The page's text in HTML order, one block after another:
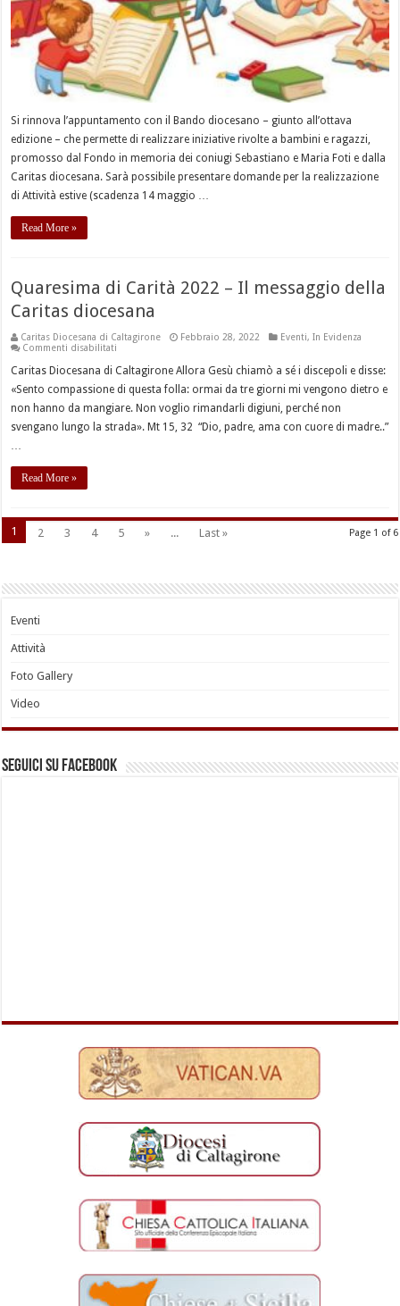
Si rinnova l’appuntamento con il Bando diocesano – giunto all’ottava
edizione – che permette di realizzare iniziative rivolte a bambini e ragazzi,
promosso dal Fondo in memoria dei coniugi Sebastiano e Maria Foti e dalla
Caritas diocesana. Sarà possibile presentare domande per la realizzazione
di Attività estive (scadenza 14 maggio …
Read More »
Quaresima di Carità 2022 – Il messaggio della
Caritas diocesana
Caritas Diocesana di Caltagirone Febbraio 28, 2022 Eventi,In Evidenza
Commenti disabilitati
di
2022
Il
messaggio
della
Caritas Diocesana di Caltagirone Allora Gesù chiamò a sé i discepoli e disse:
«Sento compassione di questa folla: ormai da tre giorni mi vengono dietro e
non hanno da mangiare. Non voglio rimandarli digiuni, perché non
svengano lungo la strada». Mt 15, 32 “Dio, padre, ama con cuore di madre..”
…
Read More »
Page 1 of 6
1 2 3 4 5 » ... Last »
Eventi
Attività
Foto Gallery
Video
Seguici su Facebook